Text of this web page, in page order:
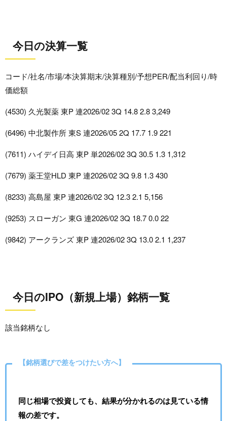
今日の決算一覧
コード/社名/市場/本決算期末/決算種別/予想PER/配当利回り/時
価総額
(4530) 久光製薬 東P 連2026/02 3Q 14.8 2.8 3,249
(6496) 中北製作所 東S 連2026/05 2Q 17.7 1.9 221
(7611) ハイデイ日高 東P 単2026/02 3Q 30.5 1.3 1,312
(7679) 薬王堂HLD 東P 連2026/02 3Q 9.8 1.3 430
(8233) 高島屋 東P 連2026/02 3Q 12.3 2.1 5,156
(9253) スローガン 東G 連2026/02 3Q 18.7 0.0 22
(9842) アークランズ 東P 連2026/02 3Q 13.0 2.1 1,237
今日のIPO（新規上場）銘柄一覧
該当銘柄なし
【銘柄選びで差をつけたい方へ】
同じ相場で投資しても、結果が分かれるのは見ている情
報の差です。